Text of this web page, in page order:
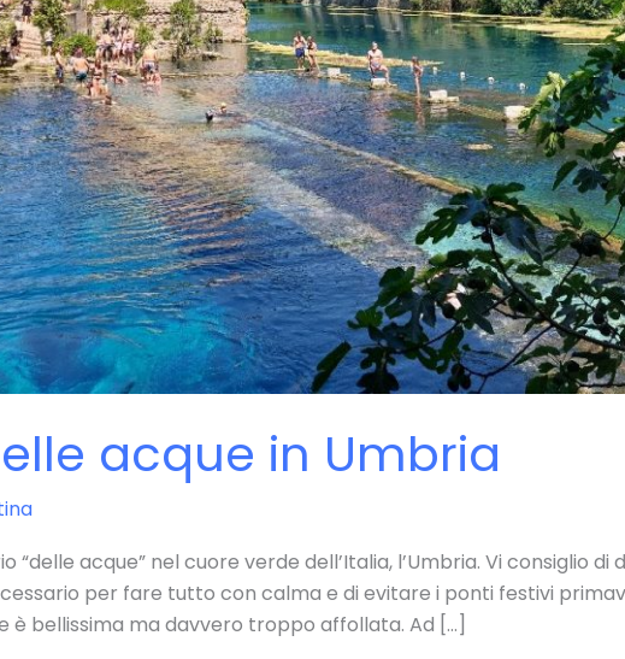
acque in Umbria
acque” nel cuore verde dell’Italia, l’Umbria. Vi consiglio di
per fare tutto con calma e di evitare i ponti festivi
è bellissima ma davvero troppo affollata. Ad […]